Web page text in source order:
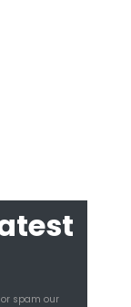
spam our